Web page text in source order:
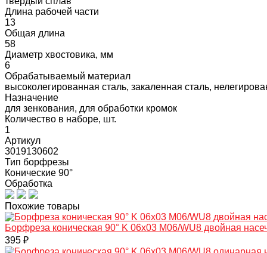
Длина рабочей части
13
Общая длина
58
Диаметр хвостовика, мм
6
Обрабатываемый материал
высоколегированная сталь, закаленная сталь,
Назначение
для зенкования, для обработки кромок
Количество в наборе, шт.
1
Артикул
3019130602
Тип борфрезы
Конические 90°
Обработка
Похожие товары
Борфреза коническая 90° K 06х03 M06/WU8 двойная
395 ₽